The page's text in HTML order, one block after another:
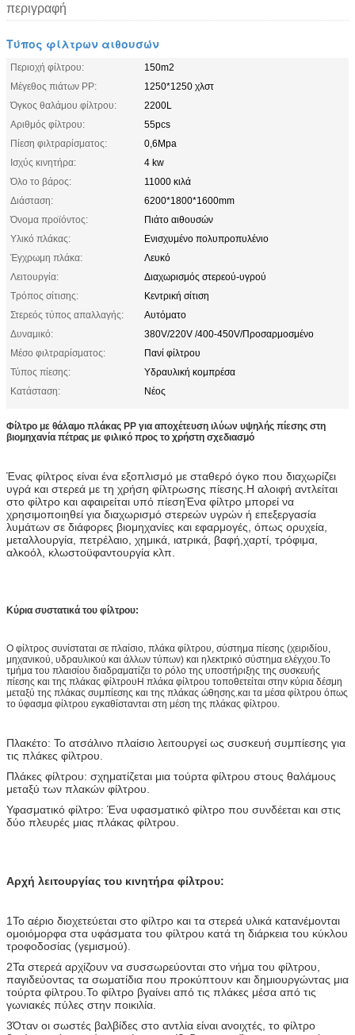
περιγραφή
Τύπος φίλτρων αιθουσών
Περιοχή φίλτρου:
150m2
Μέγεθος πιάτων PP:
1250*1250 χλστ
Όγκος θαλάμου φίλτρου:
2200L
Αριθμός φίλτρου:
55pcs
Πίεση φιλτραρίσματος:
0,6Mpa
Ισχύς κινητήρα:
4 kw
Όλο το βάρος:
11000 κιλά
Διάσταση:
6200*1800*1600mm
Όνομα προϊόντος:
Πιάτο αιθουσών
Υλικό πλάκας:
Ενισχυμένο πολυπροπυλένιο
Έγχρωμη πλάκα:
Λευκό
Λειτουργία:
Διαχωρισμός στερεού-υγρού
Τρόπος σίτισης:
Κεντρική σίτιση
Στερεός τύπος απαλλαγής:
Αυτόματο
Δυναμικό:
380V/220V /400-450V/Προσαρμοσμένο
Μέσο φιλτραρίσματος:
Πανί φίλτρου
Τύπος πίεσης:
Υδραυλική κομπρέσα
Κατάσταση:
Νέος
Φίλτρο με θάλαμο πλάκας PP για αποχέτευση ιλύων υψηλής πίεσης στη
βιομηχανία πέτρας με φιλικό προς το χρήστη σχεδιασμό
Ένας φίλτρος είναι ένα εξοπλισμό με σταθερό όγκο που διαχωρίζει
υγρά και στερεά με τη χρήση φίλτρωσης πίεσης.Η αλοιφή αντλείται
στο φίλτρο και αφαιρείται υπό πίεσηΈνα φίλτρο μπορεί να
χρησιμοποιηθεί για διαχωρισμό στερεών υγρών ή επεξεργασία
λυμάτων σε διάφορες βιομηχανίες και εφαρμογές, όπως ορυχεία,
μεταλλουργία, πετρέλαιο, χημικά, ιατρικά, βαφή,χαρτί, τρόφιμα,
αλκοόλ, κλωστοϋφαντουργία κλπ.
Κύρια συστατικά του φίλτρου:
Ο φίλτρος συνίσταται σε πλαίσιο, πλάκα φίλτρου, σύστημα πίεσης (χειριδίου,
μηχανικού, υδραυλικού και άλλων τύπων) και ηλεκτρικό σύστημα ελέγχου.Το
τμήμα του πλαισίου διαδραματίζει το ρόλο της υποστήριξης της συσκευής
πίεσης και της πλάκας φίλτρουΗ πλάκα φίλτρου τοποθετείται στην κύρια δέσμη
μεταξύ της πλάκας συμπίεσης και της πλάκας ώθησης.και τα μέσα φίλτρου όπως
το ύφασμα φίλτρου εγκαθίστανται στη μέση της πλάκας φίλτρου.
Πλακέτο: Το ατσάλινο πλαίσιο λειτουργεί ως συσκευή συμπίεσης για
τις πλάκες φίλτρου.
Πλάκες φίλτρου: σχηματίζεται μια τούρτα φίλτρου στους θαλάμους
μεταξύ των πλακών φίλτρου.
Υφασματικό φίλτρο: Ένα υφασματικό φίλτρο που συνδέεται και στις
δύο πλευρές μιας πλάκας φίλτρου.
Αρχή λειτουργίας του κινητήρα φίλτρου:
1Το αέριο διοχετεύεται στο φίλτρο και τα στερεά υλικά κατανέμονται
ομοιόμορφα στα υφάσματα του φίλτρου κατά τη διάρκεια του κύκλου
τροφοδοσίας (γεμισμού).
2Τα στερεά αρχίζουν να συσσωρεύονται στο νήμα του φίλτρου,
παγιδεύοντας τα σωματίδια που προκύπτουν και δημιουργώντας μια
τούρτα φίλτρου.Το φίλτρο βγαίνει από τις πλάκες μέσα από τις
γωνιακές πύλες στην ποικιλία.
3Όταν οι σωστές βαλβίδες στο αντλία είναι ανοιχτές, το φίλτρο